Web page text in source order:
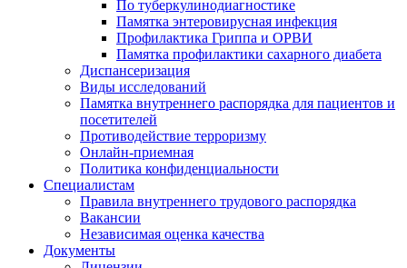
По туберкулинодиагностике
Памятка энтеровирусная инфекция
Профилактика Гриппа и ОРВИ
Памятка профилактики сахарного диабета
Диспансеризация
Виды исследований
Памятка внутреннего распорядка для пациентов и
посетителей
Противодействие терроризму
Онлайн-приемная
Политика конфиденциальности
Cпециалистам
Правила внутреннего трудового распорядка
Вакансии
Независимая оценка качества
Документы